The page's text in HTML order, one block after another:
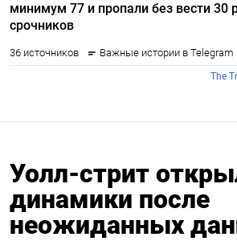
Уолл-стрит
динамики после
неожиданных